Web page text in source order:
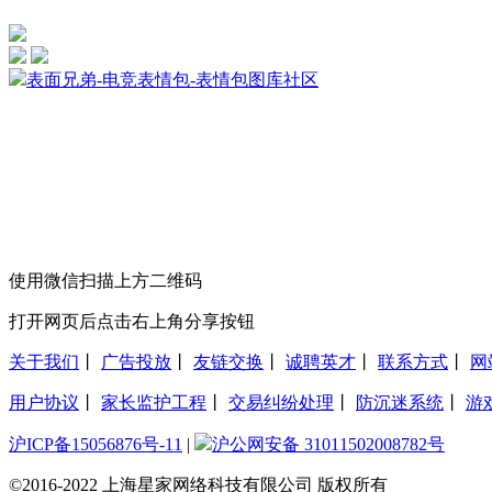
表面兄弟-电竞表情包-表情包图库社区
使用微信扫描上方二维码
打开网页后点击右上角分享按钮
关于我们 广告投放 友链交换 诚聘英才 联系方式 网
用户协议 家长监护工程 交易纠纷处理 防沉迷系统 游
沪ICP备15056876号-11 | 沪公网安备 31011502008782号
©2016-2022 上海星家网络科技有限公司 版权所有